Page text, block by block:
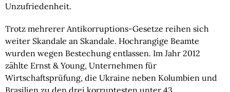
Unzufriedenheit.
Trotz mehrerer Antikorruptions-Gesetze reihen sich
weiter Skandale an Skandale. Hochrangige Beamte
wurden wegen Bestechung entlassen. Im Jahr 2012
zählte Ernst & Young, Unternehmen für
Wirtschaftsprüfung, die Ukraine neben Kolumbien und
Brasilien zu den drei korruptesten unter 43